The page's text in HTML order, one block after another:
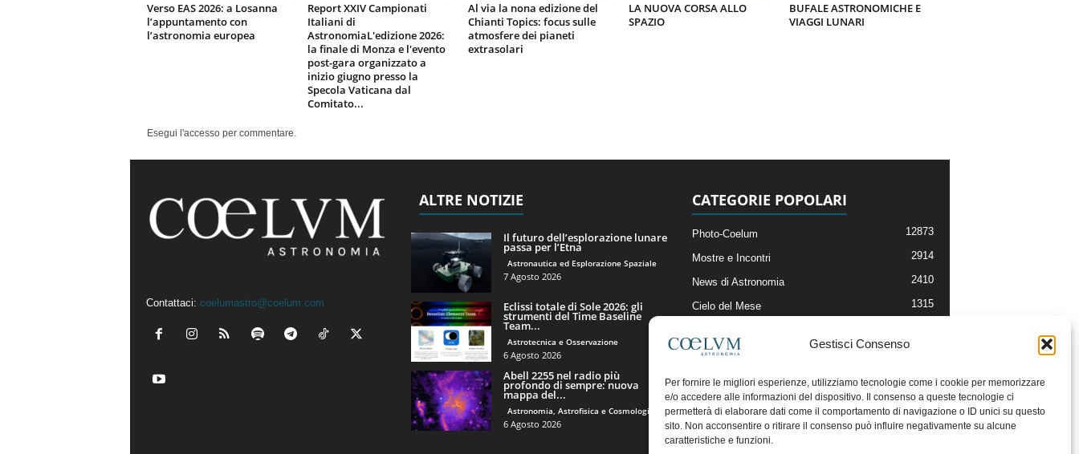
Gestisci Consenso
Per fornire le migliori esperienze, utilizziamo tecnologie come i cookie per memorizzare
e/o accedere alle informazioni del dispositivo. Il consenso a queste tecnologie ci
permetterà di elaborare dati come il comportamento di navigazione o ID unici su questo
sito. Non acconsentire o ritirare il consenso può influire negativamente su alcune
caratteristiche e funzioni.
Verso EAS 2026: a Losanna
l’appuntamento con
l’astronomia europea
Report XXIV Campionati
Italiani di
AstronomiaL'edizione 2026:
la finale di Monza e l'evento
post-gara organizzato a
inizio giugno presso la
Specola Vaticana dal
Comitato...
Al via la nona edizione del
Chianti Topics: focus sulle
atmosfere dei pianeti
extrasolari
LA NUOVA CORSA ALLO
SPAZIO
BUFALE ASTRONOMICHE E
VIAGGI LUNARI
Esegui l'accesso per commentare.
Contattaci: coelumastro@coelum.com
ALTRE NOTIZIE
Il futuro dell’esplorazione lunare
passa per l’Etna
Astronautica ed Esplorazione Spaziale
7 Agosto 2026
Eclissi totale di Sole 2026: gli
strumenti del Time Baseline
Team...
Astrotecnica e Osservazione
6 Agosto 2026
Abell 2255 nel radio più
profondo di sempre: nuova
mappa del...
Astronomia, Astrofisica e Cosmologia
6 Agosto 2026
CATEGORIE POPOLARI
Photo-Coelum 12873
Mostre e Incontri 2914
News di Astronomia 2410
Cielo del Mese 1315
Articoli e Risorse On-Line
Il Blog della Redazione